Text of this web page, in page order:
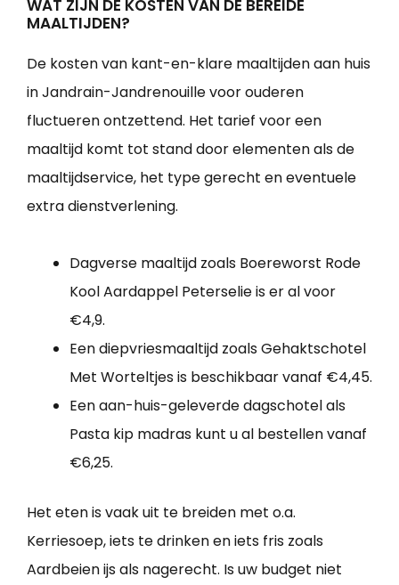
WAT ZIJN DE KOSTEN VAN DE BEREIDE
MAALTIJDEN?
De kosten van kant-en-klare maaltijden aan huis
in Jandrain-Jandrenouille voor ouderen
fluctueren ontzettend. Het tarief voor een
maaltijd komt tot stand door elementen als de
maaltijdservice, het type gerecht en eventuele
extra dienstverlening.
Dagverse maaltijd zoals Boereworst Rode
Kool Aardappel Peterselie is er al voor
€4,9.
Een diepvriesmaaltijd zoals Gehaktschotel
Met Worteltjes is beschikbaar vanaf €4,45.
Een aan-huis-geleverde dagschotel als
Pasta kip madras kunt u al bestellen vanaf
€6,25.
Het eten is vaak uit te breiden met o.a.
Kerriesoep, iets te drinken en iets fris zoals
Aardbeien ijs als nagerecht. Is uw budget niet